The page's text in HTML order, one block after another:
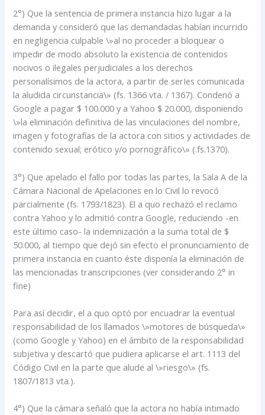
2°) Que la sentencia de primera instancia hizo lugar a la
demanda y consideró que las demandadas habían incurrido
en negligencia culpable \»al no proceder a bloquear o
impedir de modo absoluto la existencia de contenidos
nocivos o ilegales perjudiciales a los derechos
personalísimos de la actora, a partir de serIes comunicada
la aludida circunstancia\» (fs. 1366 vta. / 1367). Condenó a
Google a pagar $ 100.000 y a Yahoo $ 20.000, disponiendo
\»la eliminación definitiva de las vinculaciones del nombre,
imagen y fotografías de la actora con sitios y actividades de
contenido sexual; erótico y/o pornográfico\» (.fs.1370).
3°) Que apelado el fallo por todas las partes, la Sala A de la
Cámara Nacional de Apelaciones en lo Civil lo revocó
parcialmente (fs. 1793/1823). El a quo rechazó el reclamo
contra Yahoo y lo admitió contra Google, reduciendo -en
este último caso- la indemnización a la suma total de $
50.000, al tiempo que dejó sin efecto el pronunciamiento de
primera instancia en cuanto éste disponía la eliminación de
las mencionadas transcripciones (ver considerando 2° in
fine)
Para así decidir, el a quo optó por encuadrar la eventual
responsabilidad de los llamados \»motores de búsqueda\»
(como Google y Yahoo) en el ámbito de la responsabilidad
subjetiva y descartó que pudiera aplicarse el art. 1113 del
Código Civil en la parte que alude al \»riesgo\» (fs.
1807/1813 vta.).
4°) Que la cámara señaló que la actora no había intimado